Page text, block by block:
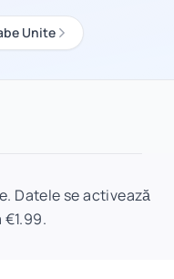
Unite
Datele se activează